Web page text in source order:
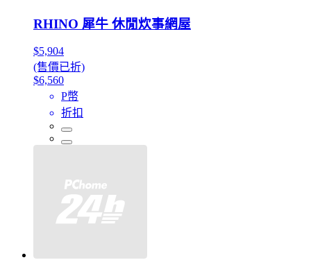
RHINO 犀牛 休閒炊事網屋
$5,904
(售價已折)
$6,560
P幣
折扣